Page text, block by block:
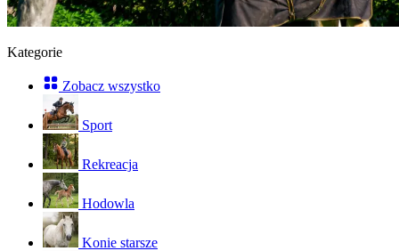
Kategorie
Zobacz wszystko
Sport
Rekreacja
Hodowla
Konie starsze